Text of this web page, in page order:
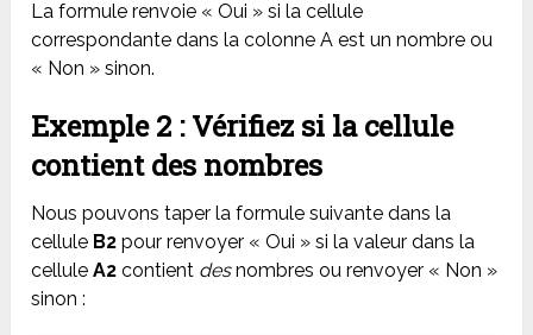
La formule renvoie « Oui » si la cellule
correspondante dans la colonne A est un nombre ou
« Non » sinon.
Exemple 2 : Vérifiez si la cellule
contient des nombres
Nous pouvons taper la formule suivante dans la
cellule B2 pour renvoyer « Oui » si la valeur dans la
celluleA2 contient desnombres ou renvoyer « Non »
sinon :